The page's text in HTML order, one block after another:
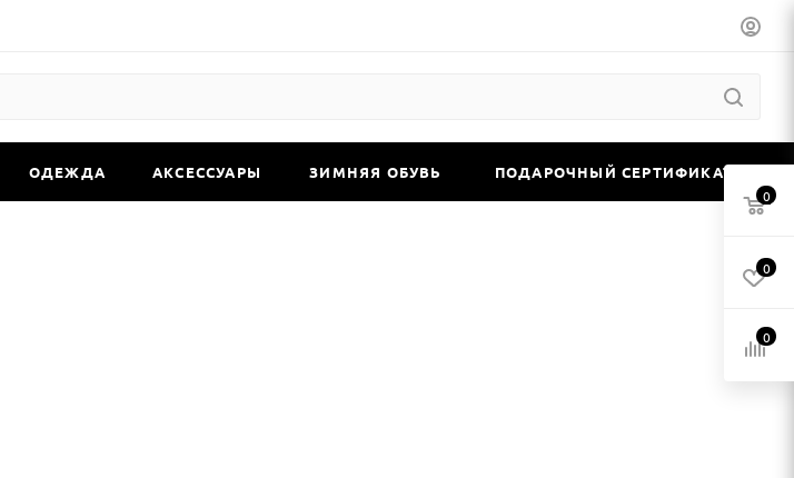
ОДЕЖДА АКСЕССУАРЫ ЗИМНЯЯ ОБУВЬ ПОДАРОЧНЫЙ СЕРТИФИКАТ
0
0
0